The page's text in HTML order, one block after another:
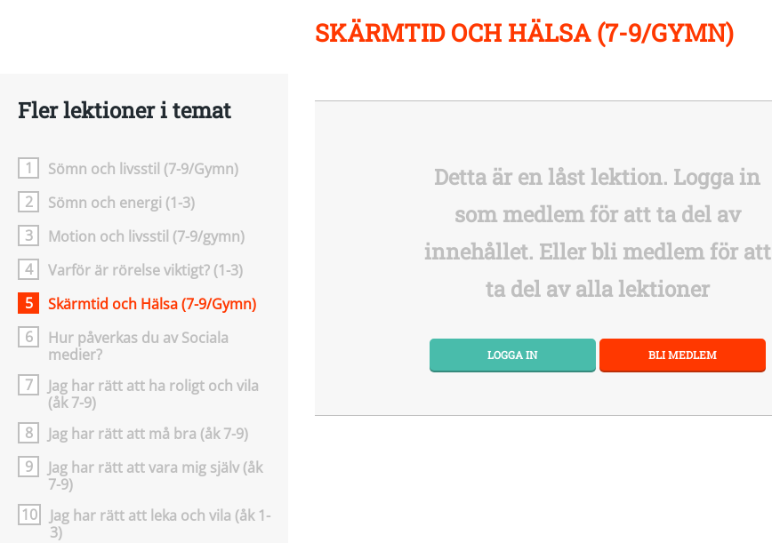
SKÄRMTID OCH HÄLSA (7-9/GYMN)
Fler lektioner i temat
1
Sömn och livsstil (7-9/Gymn)
2
Sömn och energi (1-3)
3
Motion och livsstil (7-9/gymn)
4
Varför är rörelse viktigt? (1-3)
5
Skärmtid och Hälsa (7-9/Gymn)
6
Hur påverkas du av Sociala
medier?
7
Jag har rätt att ha roligt och vila
(åk 7-9)
8
Jag har rätt att må bra (åk 7-9)
9
Jag har rätt att vara mig själv (åk
7-9)
10
Jag har rätt att leka och vila (åk 1-
3)
Detta är en låst lektion. Logga in
som medlem för att ta del av
innehållet. Eller bli medlem för att
ta del av alla lektioner
LOGGA IN BLI MEDLEM